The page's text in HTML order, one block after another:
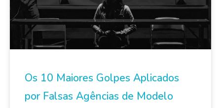
Os 10 Maiores Golpes Aplicados
por Falsas Agências de Modelo